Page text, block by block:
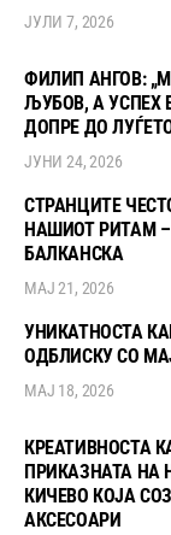
ЈУЛИ 7, 2026
ФИЛИП АНГОВ:
ЉУБОВ, А УСПЕХ
ДОПРЕ ДО
ЈУНИ 24, 2026
СТРАНЦИТЕ
НАШИОТ РИТАМ
БАЛКАНСКА
МАЈ 21, 2026
УНИКАТНОСТА
ОДБЛИСКУ СО
МАЈ 18, 2026
КРЕАТИВНОСТА
ПРИКАЗНАТА НА
КИЧЕВО КОЈА
АКСЕСОАРИ